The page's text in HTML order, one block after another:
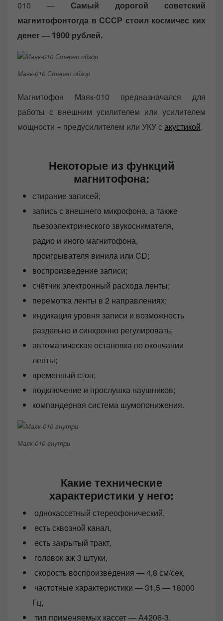
010 — Самый дорогой советский
магнитофонтогда в СССР стоил космичес ких
денег — 1900 рублей.
Маяк-010 Стерео обзор
Магнитофон Маяк-010 предназначался для
работы с внешним усилителем или усилителем
мощности + предусилителем или УКУ сакустикой.
Некоторые из функций
магнитофона:
стирание записей;
запись с внешнего микрофона, а также
пьезоэлектрического звукоснимателя,
радио и иного магнитофона,
проигрывателя винила или CD;
воспроизведение записи;
счётчик электронный расхода ленты;
перемотка ленты в 2 направлениях;
индикация уровня записи и возможность
раздельно и синхронно регулировать;
автоматическая остановка по окончании
ленты;
временный стоп;
подключение и прослушка наушников;
компандерная система шумопонижения.
Маяк-010 внутри
Какие технические
характеристики у него:
однокассетный стереофонический,
есть сквозной канал,
есть закрытый тракт,
головок аж 3 штуки,
скорость воспроизведения — 4,8 см/сек,
частотные характеристики — 31,5 — 18000
Гц,
тип применяемых кассет — А4206-3,